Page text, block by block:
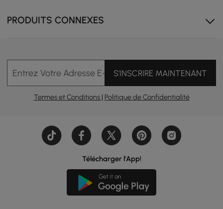
Flexibilité modulaire : reconfigurez facilement le canapé
d'angle pour passer d'un canapé d'angle à un siège de
PRODUITS CONNEXES
Entrez Votre Adresse E-mailS'INSCRIRE MAINTENANT
Termes et Conditions | Politique de Confidentialité
Télécharger l'App!